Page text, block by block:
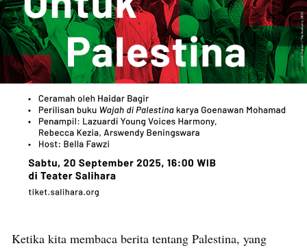
Ketika kita membaca berita tentang Palestina, yang